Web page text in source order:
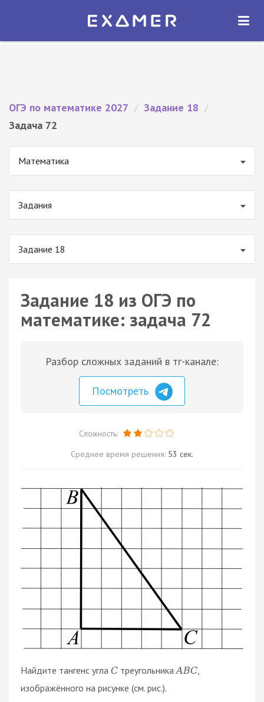
Экзамер — ЕГЭ 2027
ОТКРЫТЬ
ОГЭ по математике 2027 / Задание 18 /
Задача 72
Математика
Задания
Задание 18
Задание 18 из ОГЭ по
математике: задача 72
Разбор сложных заданий в тг-канале:
Посмотреть
Сложность:
Среднее время решения: 53 сек.
Найдите тангенс угла C треугольникаABC,
изображённого на рисунке (см. рис.).